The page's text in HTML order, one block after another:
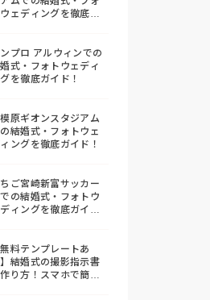
ウェディングを徹底ガ
プロ アルウィンでの
式・フォトウェディ
を徹底ガイド！
原ギオンスタジアム
結婚式・フォトウェ
ングを徹底ガイド！
ご宮崎新富サッカー
の結婚式・フォトウ
ィングを徹底ガイ
無料テンプレートあ
】結婚式の撮影指示書
り方！スマホで簡単